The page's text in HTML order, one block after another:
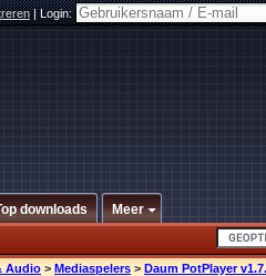
|Login:
downloads Meer
Audio > Mediaspelers > Daum PotPlayer